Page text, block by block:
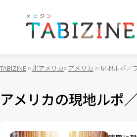
TABIZINE 北アメリカ アメリカ 現地ルポ／
アメリカの現地ルポ